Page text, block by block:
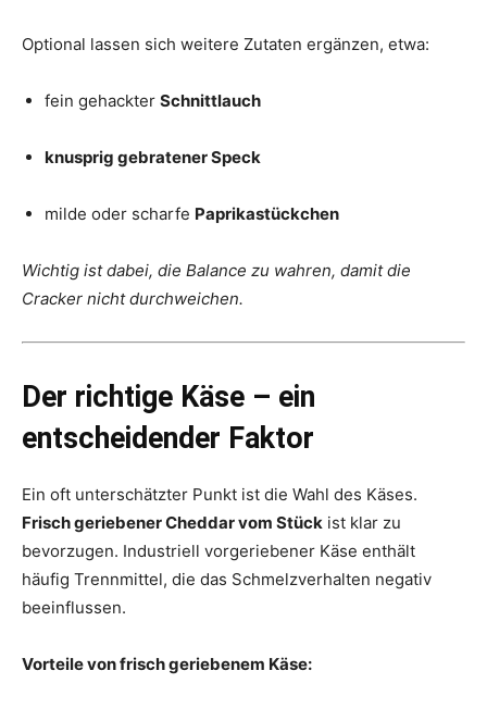
Optional lassen sich weitere Zutaten ergänzen, etwa:
fein gehackter Schnittlauch
knusprig gebratener Speck
milde oder scharfe Paprikastückchen
Wichtig ist dabei, die Balance zu wahren, damit die
Cracker nicht durchweichen.
Der richtige Käse – ein
entscheidender Faktor
Ein oft unterschätzter Punkt ist die Wahl des Käses.
Frisch geriebener Cheddar vom Stück ist klar zu
bevorzugen. Industriell vorgeriebener Käse enthält
häufig Trennmittel, die das Schmelzverhalten negativ
beeinflussen.
Vorteile von frisch geriebenem Käse: